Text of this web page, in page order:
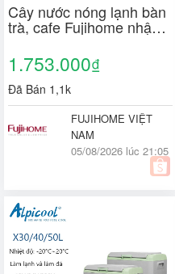
Cây nước nóng lạnh bàn
trà, cafe Fujihome nhập
khẩu, máy nước nóng
lạnh bình âm điều khiển
từ xa cài đặt nhiệt độ sôi
1.753.000₫
Đã Bán 1,1k
FUJIHOME VIỆT
NAM
05/08/2026 lúc 21:05